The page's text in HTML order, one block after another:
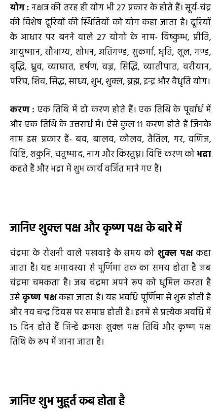
योग: नक्षत्र की तरह ही योग भी 27 प्रकार के होते हैं। सूर्य-चंद्र
की विशेष दूरियों की स्थितियों को योग कहा जाता है। दूरियों
के आधार पर बनने वाले 27 योगों के नाम- विष्कुम्भ, प्रीति,
आयुष्मान, सौभाग्य, शोभन, अतिगण्ड, सुकर्मा, धृति, शूल, गण्ड,
वृद्धि, ध्रुव, व्याघात, हर्षण, वज्र, सिद्धि, व्यातीपात, वरीयान,
परिघ, शिव, सिद्ध, साध्य, शुभ, शुक्ल, ब्रह्म, इन्द्र और वैधृति योग।
करण : एक तिथि में दो करण होते हैं। एक तिथि के पूर्वार्ध में
और एक तिथि के उत्तरार्ध में। ऐसे कुल 11 करण होते हैं जिनके
नाम इस प्रकार हैं- बव, बालव, कौलव, तैतिल, गर, वणिज,
विष्टि, शकुनि, चतुष्पाद, नाग और किस्तुघ्न। विष्टि करण कोभद्रा
कहते हैं और भद्रा में शुभ कार्य वर्जित माने गए हैं।
जानिएशुक्ल पक्ष और कृष्ण पक्ष के बारे में
चंद्रमा के रोशनी वाले पखवाड़े के समय को शुक्ल पक्षकहा
जाता है। यह अमावस्या से पूर्णिमा तक का समय होता है जब
चंद्रमा चमकता है। जब चंद्रमा अपने रूप को धूमिल करता है
उसेकृष्ण पक्षकहा जाता है। यह अवधि पूर्णिमा से शुरू होती है
और नव चन्द्र दिवस पर समाप्त होती है। इनमें से प्रत्येक अवधि में
15 दिन होते हैं जिन्हें क्रमशः शुक्ल पक्ष तिथि और कृष्ण पक्ष
तिथि के रूप में जाना जाता है।
जानिए शुभ मुहूर्त कब होता है